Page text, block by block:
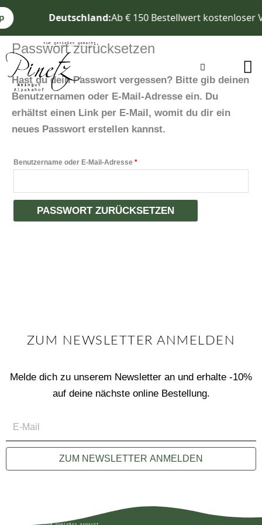
Zum
Inhalt
Deutschland:Ab € 150 Bestellwert kostenloser
Warenkorb
Passwort zurücksetzen
Hast du dein Passwort vergessen? Bitte gib deinen
Benutzernamen oder E-Mail-Adresse ein. Du
erhältst einen Link per E-Mail, womit du dir ein
neues Passwort erstellen kannst.
Benutzername oder E-Mail-Adresse *
PASSWORT ZURÜCKSETZEN
ZUM NEWSLETTER ANMELDEN
Melde dich zu unserem Newsletter an und erhalte -10%
auf deine nächste online Bestellung.
E-
ZUM NEWSLETTER ANMELDEN